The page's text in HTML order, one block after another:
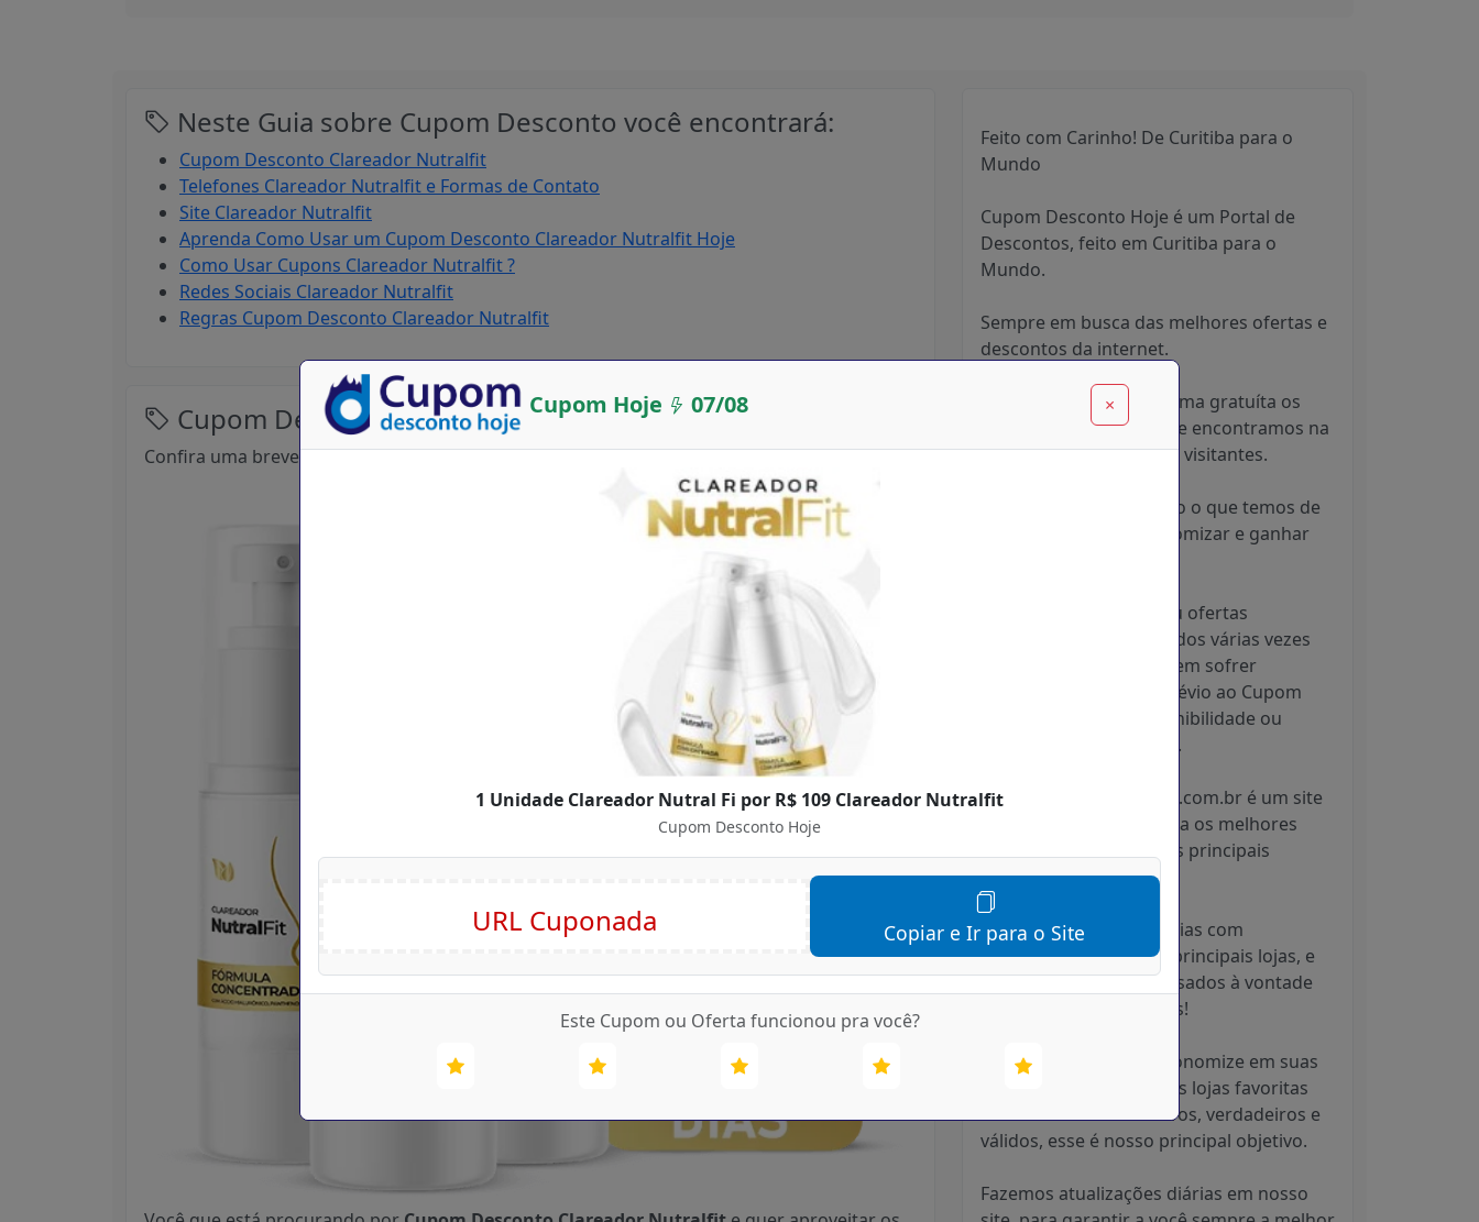
Cupom Hoje 07/08 ×
1 Unidade Clareador Nutral Fi por R$ 109 Clareador Nutralfit
Cupom Desconto Hoje
Copiar e Ir para o Site
Este Cupom ou Oferta funcionou pra você?
Neste Guia sobre Cupom Desconto você encontrará:
Cupom Desconto Clareador Nutralfit
Telefones Clareador Nutralfit e Formas de Contato
Site Clareador Nutralfit
Aprenda Como Usar um Cupom Desconto Clareador Nutralfit Hoje
Como Usar Cupons Clareador Nutralfit ?
Redes Sociais Clareador Nutralfit
Regras Cupom Desconto Clareador Nutralfit
Cupom Desconto Clareador Nutralfit
Confira uma breve descrição sobre está loja
Feito com Carinho! De Curitiba para o
Mundo
Cupom Desconto Hoje é um Portal de
Descontos, feito em Curitiba para o
Mundo.
Sempre em busca das melhores ofertas e
descontos da internet.
Disponibilizamos de forma gratuíta os
melhores descontos que encontramos na
Internet para os nossos visitantes.
Sempre Compartilhando o que temos de
melhor para você economizar e ganhar
Os produtos, cupons ou ofertas
divulgados são atualizados várias vezes
por dia, sendo que podem sofrer
alterações sem aviso prévio ao Cupom
Desconto Hoje, indisponibilidade ou
esgotarem os estoques.
O CupomDescontoHoje.com.br é um site
que reúne e disponibiliza os melhores
cupons de desconto das principais
marcas e lojas online.
Trabalhamos em parcerias com
praticamente todas as principais lojas, e
os cupons podem ser usados à vontade
pois são todos gratuitos!
Queremos que você economize em suas
compras online nas suas lojas favoritas
com descontos exclusivos, verdadeiros e
válidos, esse é nosso principal objetivo.
Fazemos atualizações diárias em nosso